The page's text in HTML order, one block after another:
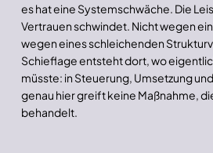
es hat eine Systemschwäche. Die
Vertrauen schwindet. Nicht wegen
wegen eines schleichenden
Schieflage entsteht dort, wo
müsste: in Steuerung, Umsetzung
genau hier greift keine Maßnahme,
behandelt.